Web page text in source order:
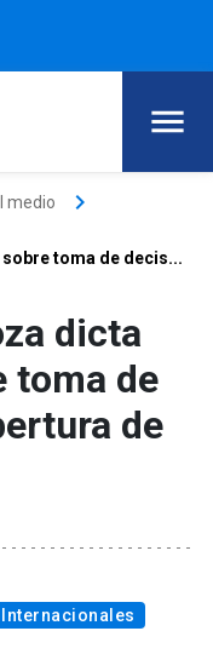
medio keyboard_arrow_right
toma de decis...
dicta
toma de
de